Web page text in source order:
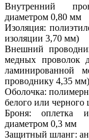
Внутренний
диаметром 0,80 мм
Изоляция:
изоляции 3,70 мм)
Внешний
медных проволок
ламинированной
проводнику 4,35 мм)
Оболочка:
белого или черного
Броня: оплетка
диаметром 0,3 мм
Защитный шланг: